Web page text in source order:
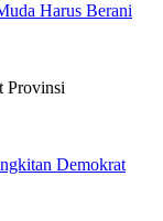
Harus Berani
Provinsi
Demokrat